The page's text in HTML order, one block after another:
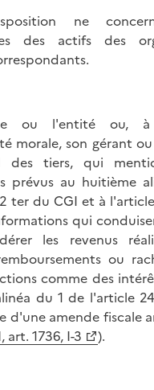
ne
des actifs des
ou l'entité ou,
morale, son gérant
des tiers, qui
prévus au huitième
ter du CGI et à
qui
les revenus
ou
comme des
du 1 de l'article
d'une amende fiscale
art. 1736, I-3
).